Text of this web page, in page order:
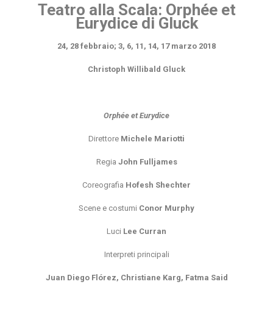
Teatro alla Scala: Orphée et
Eurydice di Gluck
24, 28 febbraio; 3, 6, 11, 14, 17 marzo 2018
Christoph Willibald Gluck
Orphée et Eurydice
Direttore Michele Mariotti
Regia John Fulljames
Coreografia Hofesh Shechter
Scene e costumi Conor Murphy
Luci Lee Curran
Interpreti principali
Juan Diego Flórez, Christiane Karg, Fatma Said